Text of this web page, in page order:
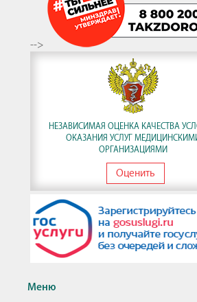
-->
НЕЗАВИСИМАЯ ОЦЕНКА КАЧЕСТВА
ОКАЗАНИЯ УСЛУГ
ОРГАНИЗАЦИЯМИ
Оценить
Меню